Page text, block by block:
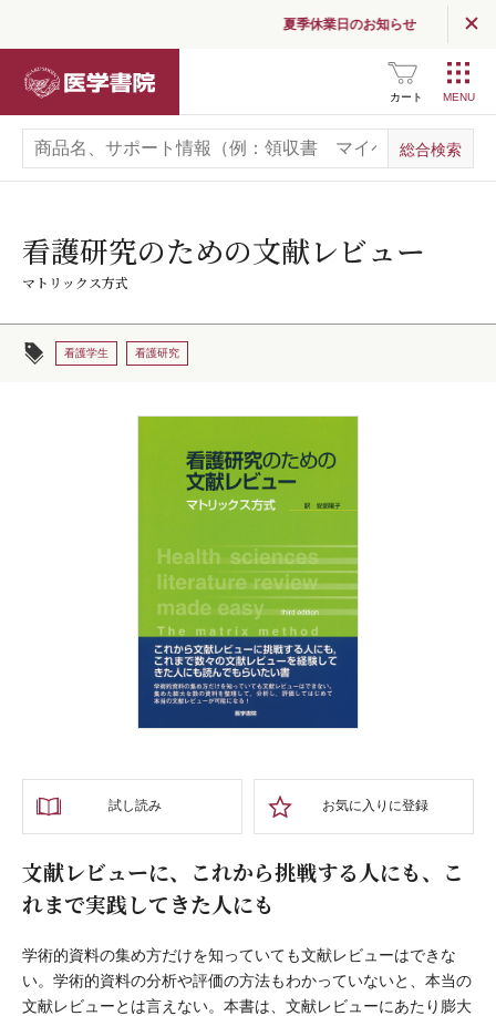
夏季休業日のお知らせ
カート
看護研究のための文献レビュー
マトリックス方式
看護学生 看護研究
試し読み お気に入りに登録
文献レビューに、これから挑戦する人にも、こ
れまで実践してきた人にも
学術的資料の集め方だけを知っていても文献レビューはできな
い。学術的資料の分析や評価の方法もわかっていないと、本当の
文献レビューとは言えない。本書は、文献レビューにあたり膨大